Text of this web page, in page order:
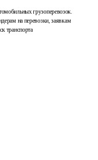
грузоперевозок.
на перевозки, заявкам
транспорта